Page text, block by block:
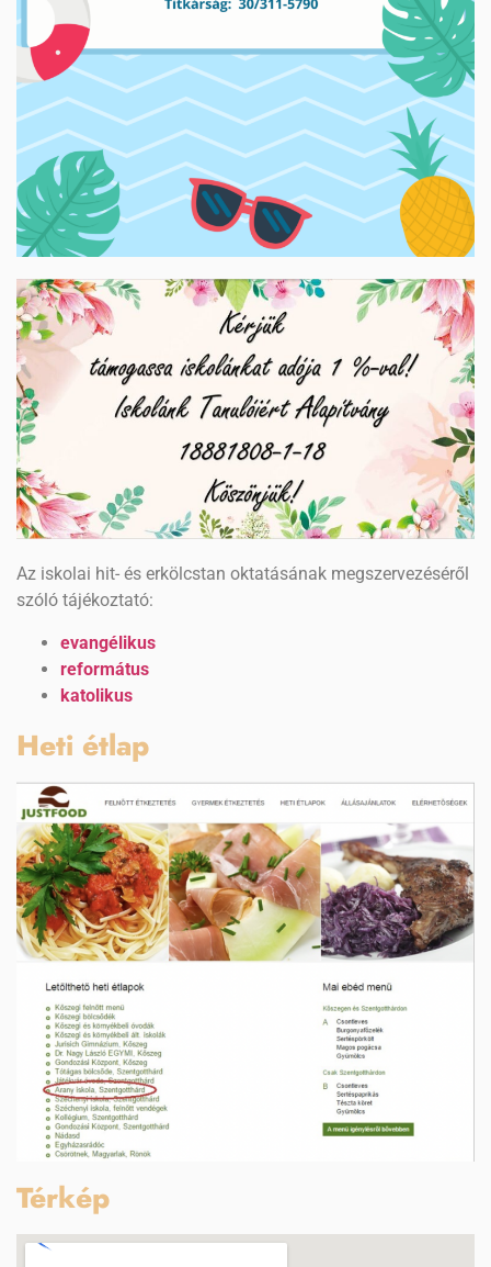
Az iskolai hit- és erkölcstan oktatásának megszervezéséről
szóló tájékoztató:
evangélikus
református
katolikus
Heti étlap
Térkép